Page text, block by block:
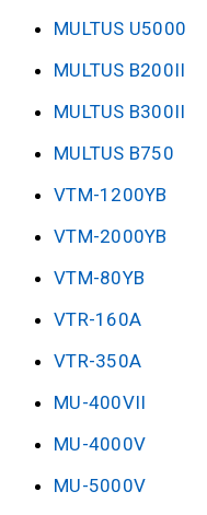
MULTUS U5000
MULTUS B200II
MULTUS B300II
MULTUS B750
VTM-1200YB
VTM-2000YB
VTM-80YB
VTR-160A
VTR-350A
MU-400VII
MU-4000V
MU-5000V